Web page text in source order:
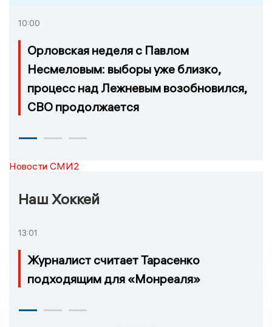
10:00
Орловская неделя с Павлом
Несмеловым: выборы уже близко,
процесс над Лежневым возобновился,
СВО продолжается
Новости СМИ2
Наш Хоккей
13:01
Журналист считает Тарасенко
подходящим для «Монреаля»